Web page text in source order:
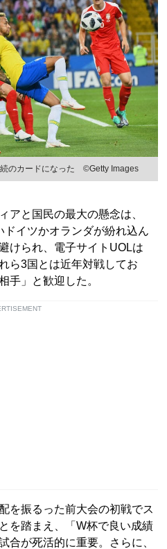
のカードになった ©Getty Images
と国民の最大の懸念は、
ドイツかオランダが紛れ込ん
けられ、電子サイトUOLは
ら3国とは近年対戦してお
手」と歓迎した。
を振るった前大会の初戦でス
を踏まえ、「W杯で良い成績
合が死活的に重要。さらに、